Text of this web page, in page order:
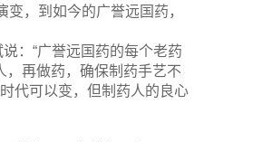
，到如今的广誉远国药，
：“广誉远国药的每个老药
，再做药，确保制药手艺不
代可以变，但制药人的良心